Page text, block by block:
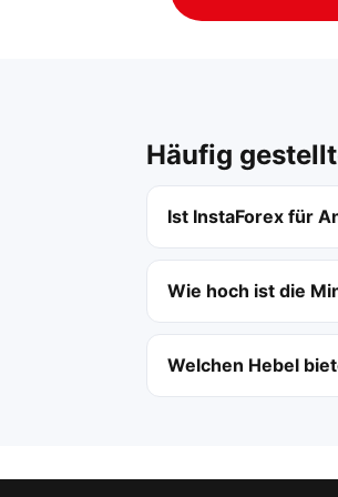
Häufig
Ist InstaForex für
Wie hoch ist die
Welchen Hebel